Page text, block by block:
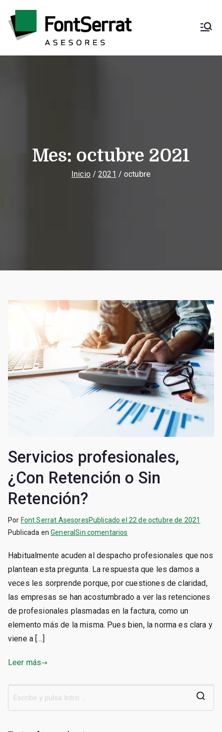
contenido
Font Serrat
Asesores
Mes: octubre 2021
Inicio 2021 octubre
Servicios profesionales,
¿Con Retención o Sin
Retención?
Por Font Serrat AsesoresPublicado el 22 de octubre de 2021
Publicada enGeneralSin comentarios
profesionales,
¿Con
Retención
o
Sin
Habitualmente acuden al despacho profesionales que nos
plantean esta pregunta. La respuesta que les damos a
veces les sorprende porque, por cuestiones de claridad,
las empresas se han acostumbrado a ver las retenciones
de profesionales plasmadas en la factura, como un
elemento más de la misma. Pues bien, la norma es clara y
viene a […]
Leer más